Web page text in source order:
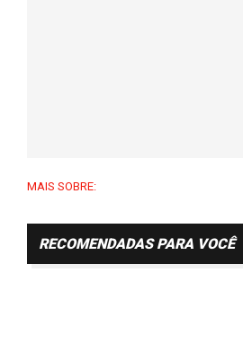
MAIS SOBRE:
RECOMENDADAS PARA VOCÊ